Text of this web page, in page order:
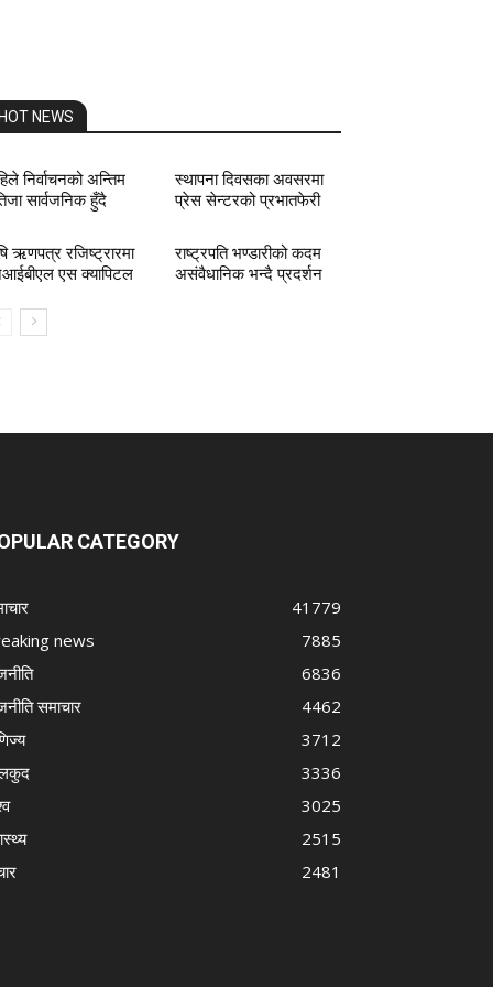
NEWS
निर्वाचनको अन्तिम
सार्वजनिक हुँदै
स्थापना दिवसका अवसरमा
प्रेस सेन्टरको प्रभातफेरी
ऋणपत्र रजिष्ट्रारमा
एस क्यापिटल
राष्ट्रपति भण्डारीको कदम
असंवैधानिक भन्दै प्रदर्शन
CATEGORY
41779
news
7885
6836
समाचार
4462
3712
3336
3025
2515
2481